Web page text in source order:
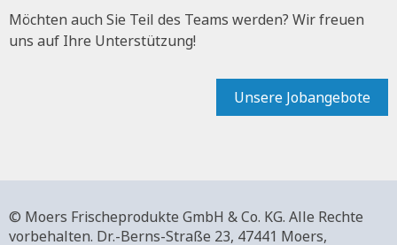
Möchten auch Sie Teil des Teams werden? Wir freuen
uns auf Ihre Unterstützung!
Unsere Jobangebote
© Moers Frischeprodukte GmbH & Co. KG. Alle Rechte
vorbehalten. Dr.-Berns-Straße 23, 47441 Moers,